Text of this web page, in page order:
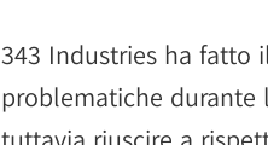
343 Industries ha fatto
problematiche durante